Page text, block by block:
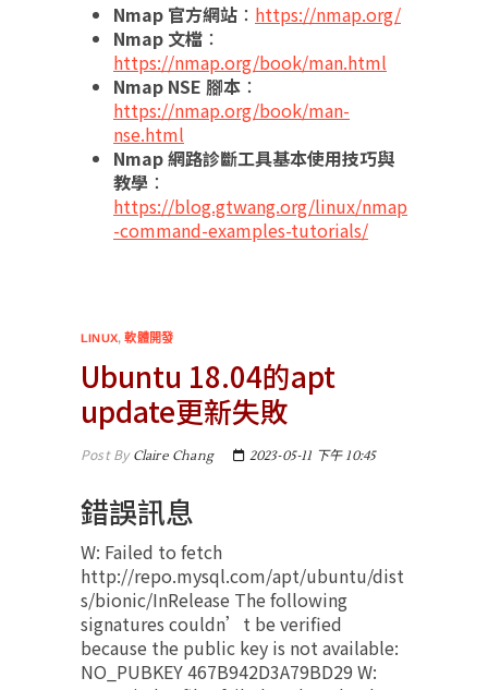
Nmap 官方網站 ： https://nmap.org/
Nmap 文檔 ：
https://nmap.org/book/man.html
Nmap NSE 腳本 ：
https://nmap.org/book/man-
nse.html
Nmap 網路診斷工具基本使用技巧與
教學 ：
https://blog.gtwang.org/linux/nmap
-command-examples-tutorials/
LINUX,軟體開發
Ubuntu 18.04的apt
update更新失敗
Post ByClaire Chang 2023-05-11 下午 10:45
錯誤訊息
W: Failed to fetch
http://repo.mysql.com/apt/ubuntu/dist
s/bionic/InRelease The following
signatures couldn’t be verified
because the public key is not available:
NO_PUBKEY 467B942D3A79BD29 W: